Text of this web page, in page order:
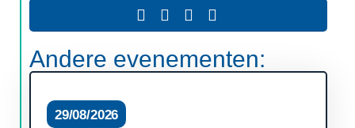
Andere evenementen:
29/08/2026